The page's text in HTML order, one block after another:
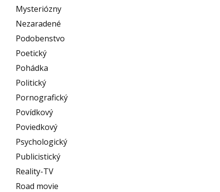
Mysteriózny
Nezaradené
Podobenstvo
Poetický
Pohádka
Politický
Pornografický
Povídkový
Poviedkový
Psychologický
Publicistický
Reality-TV
Road movie